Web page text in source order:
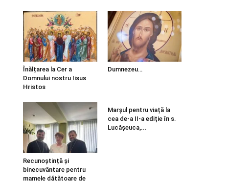
Înălțarea la Cer a
Domnului nostru Iisus
Hristos
Dumnezeu…
Recunoștință și
binecuvântare pentru
mamele dătătoare de
Marșul pentru viață la
cea de-a II-a ediție în s.
Lucășeuca,...